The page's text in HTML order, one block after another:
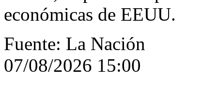
económicas de EEUU.
Fuente: La Nación
07/08/2026 15:00